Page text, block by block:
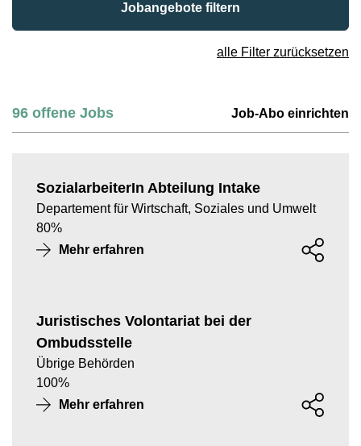
Jobangebote filtern
alle Filter zurücksetzen
96 offene Jobs Job-Abo einrichten
SozialarbeiterIn Abteilung Intake
Departement für Wirtschaft, Soziales und Umwelt
80%
Mehr erfahren
Juristisches Volontariat bei der
Ombudsstelle
Übrige Behörden
100%
Mehr erfahren